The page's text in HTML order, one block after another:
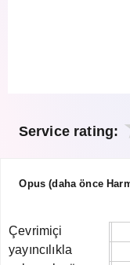
Service rating:
Opus (daha önce
Çevrimiçi
yayıncılıkla